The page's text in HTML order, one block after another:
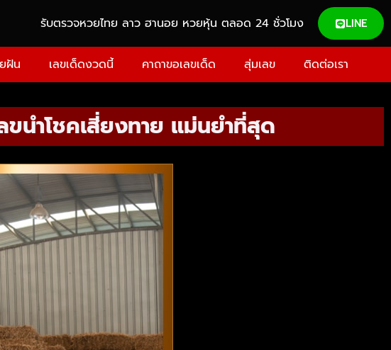
รับตรวจหวยไทย ลาว ฮานอย หวยหุ้น ตลอด 24 ชั่วโมง LINE
ฝัน เลขเด็ดงวดนี้ คาถาขอเลขเด็ด สุ่มเลข ติดต่อเรา
ขนำโชคเสี่ยงทาย แม่นยำที่สุด